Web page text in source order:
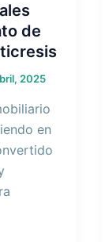
de
2025
en